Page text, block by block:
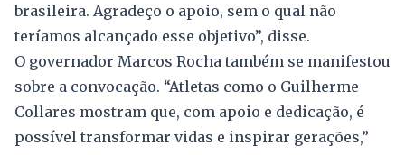
brasileira. Agradeço o apoio, sem o qual não
teríamos alcançado esse objetivo”, disse.
O governador Marcos Rocha também se manifestou
sobre a convocação. “Atletas como o Guilherme
Collares mostram que, com apoio e dedicação, é
possível transformar vidas e inspirar gerações,”